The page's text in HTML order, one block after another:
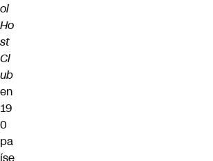
ol
Ho
st
Cl
ub
en
19
0
pa